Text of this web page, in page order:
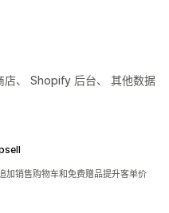
店、 Shopify 后台、 其他数据
加销售购物车和免费赠品提升客单价